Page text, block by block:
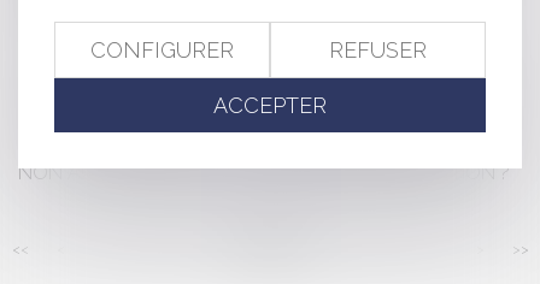
LICENCIEMENT D'UN SALARIÉ EN FORFAIT JOURS
CONTESTATION DE FILIATION: LES PÈRES
DEMANDENT JUSTICE ( ET UNE CERTAINE PARITÉ)
NON AUTORISÉE PAR LE CONSEIL D'ADMINISTRATION ?
<< >>
CONFIGURER REFUSER
ACCEPTER